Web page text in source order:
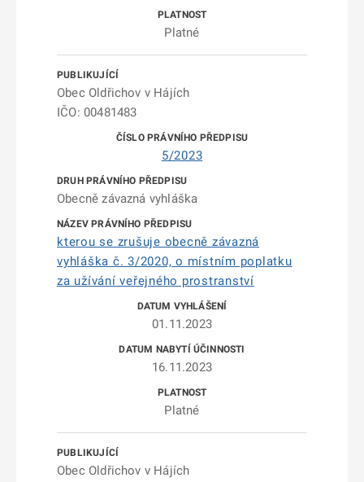
Platné
Obec Oldřichov v Hájích
IČO: 00481483
5/2023
Obecně závazná vyhláška
kterou se zrušuje obecně závazná
vyhláška č. 3/2020, o místním poplatku
za užívání veřejného prostranství
01.11.2023
16.11.2023
Platné
Obec Oldřichov v Hájích